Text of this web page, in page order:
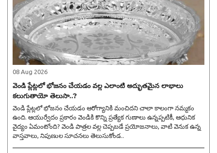
08 Aug 2026
వెండి ప్లేట్లలో భోజనం చేయడం వల్ల ఎలాంటి అద్భుతమైన లాభాలు
కలుగుతాయో తెలుసా..?
వెండి ప్లేట్లలో భోజనం చేయడం ఆరోగ్యానికి మంచిదని చాలా కాలంగా నమ్మకం
ఉంది. ఆయుర్వేదం ప్రకారం వెండికి కొన్ని ప్రత్యేక గుణాలు ఉన్నప్పటికీ, ఆధునిక
వైద్యం ఏమంటోంది? వెండి పాత్రల వల్ల చెప్పబడే ప్రయోజనాలు, వాటి వెనుక ఉన్న
వాస్తవాలు, నిపుణుల సూచనలు తెలుసుకోండ..